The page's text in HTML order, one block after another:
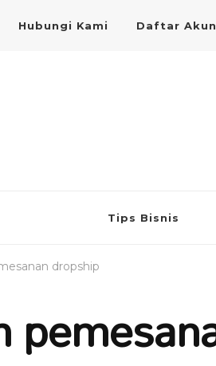
Hubungi Kami Daftar
Tips Bisnis
dropship